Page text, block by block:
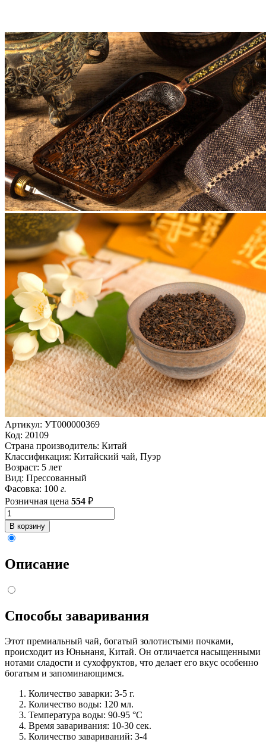
Артикул: УТ000000369
Код: 20109
Страна производитель: Китай
Классификация: Китайский чай, Пуэр
Возраст: 5 лет
Вид: Прессованный
Фасовка: 100 г.
Розничная цена 554 ₽
Описание
Способы заваривания
Этот премиальный чай, богатый золотистыми почками,
происходит из Юньнаня, Китай. Он отличается насыщенными
нотами сладости и сухофруктов, что делает его вкус особенно
богатым и запоминающимся.
Количество заварки: 3-5 г.
Количество воды: 120 мл.
Температура воды: 90-95 °С
Время заваривания: 10-30 сек.
Количество завариваний: 3-4